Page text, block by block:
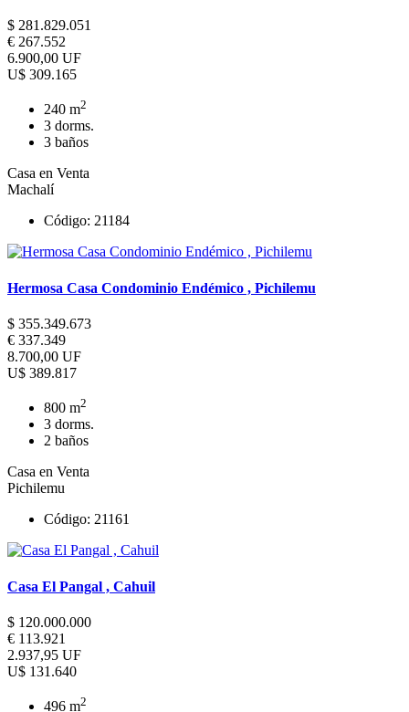
$ 281.829.051
€ 267.552
6.900,00 UF
U$ 309.165
240 m2
3 dorms.
3 baños
Casa en Venta
Machalí
Código: 21184
Hermosa Casa Condominio Endémico , Pichilemu
$ 355.349.673
€ 337.349
8.700,00 UF
U$ 389.817
800 m2
3 dorms.
2 baños
Casa en Venta
Pichilemu
Código: 21161
Casa El Pangal , Cahuil
$ 120.000.000
€ 113.921
2.937,95 UF
U$ 131.640
496 m2